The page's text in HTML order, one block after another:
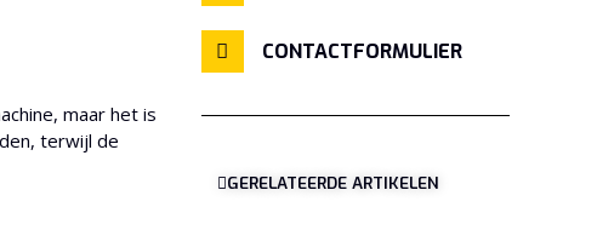
maar het is
terwijl de
CONTACTFORMULIER
GERELATEERDE ARTIKELEN